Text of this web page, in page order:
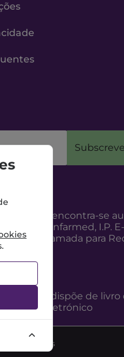
Farmácia encontra-se
pelo Infarmed, I.P.
(Chamada para
Farmácia dispõe de livro
eletrónico
reservados